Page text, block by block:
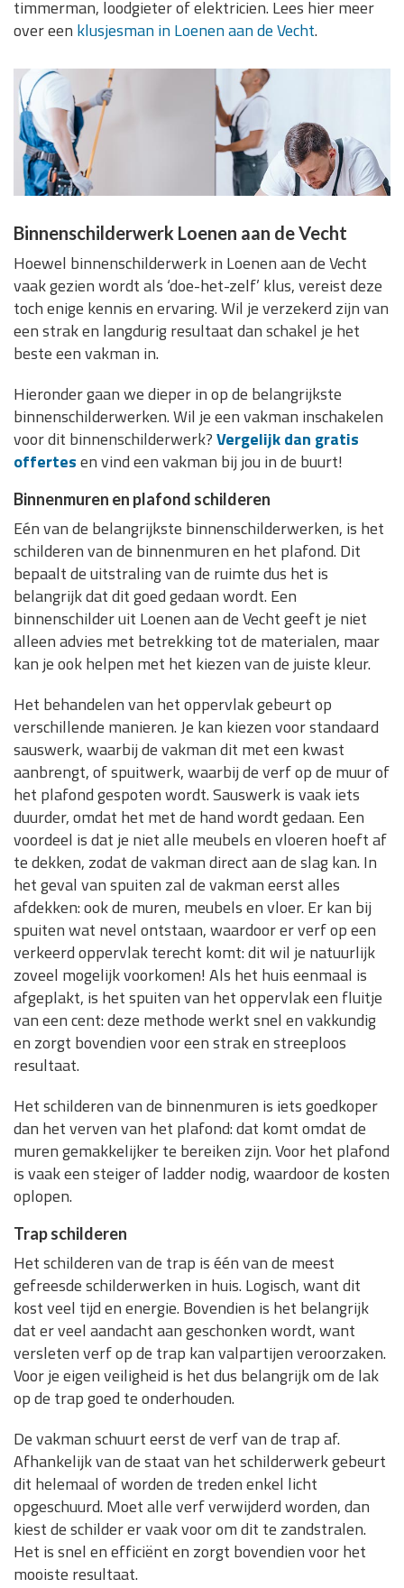
timmerman, loodgieter of elektricien. Lees hier meer
over een klusjesman in Loenen aan de Vecht.
Binnenschilderwerk Loenen aan de Vecht
Hoewel binnenschilderwerk in Loenen aan de Vecht
vaak gezien wordt als ‘doe-het-zelf’ klus, vereist deze
toch enige kennis en ervaring. Wil je verzekerd zijn van
een strak en langdurig resultaat dan schakel je het
beste een vakman in.
Hieronder gaan we dieper in op de belangrijkste
binnenschilderwerken. Wil je een vakman inschakelen
voor dit binnenschilderwerk?Vergelijk dan gratis
offertesen vind een vakman bij jou in de buurt!
Binnenmuren en plafond schilderen
Eén van de belangrijkste binnenschilderwerken, is het
schilderen van de binnenmuren en het plafond. Dit
bepaalt de uitstraling van de ruimte dus het is
belangrijk dat dit goed gedaan wordt. Een
binnenschilder uit Loenen aan de Vecht geeft je niet
alleen advies met betrekking tot de materialen, maar
kan je ook helpen met het kiezen van de juiste kleur.
Het behandelen van het oppervlak gebeurt op
verschillende manieren. Je kan kiezen voor standaard
sauswerk, waarbij de vakman dit met een kwast
aanbrengt, of spuitwerk, waarbij de verf op de muur of
het plafond gespoten wordt. Sauswerk is vaak iets
duurder, omdat het met de hand wordt gedaan. Een
voordeel is dat je niet alle meubels en vloeren hoeft af
te dekken, zodat de vakman direct aan de slag kan. In
het geval van spuiten zal de vakman eerst alles
afdekken: ook de muren, meubels en vloer. Er kan bij
spuiten wat nevel ontstaan, waardoor er verf op een
verkeerd oppervlak terecht komt: dit wil je natuurlijk
zoveel mogelijk voorkomen! Als het huis eenmaal is
afgeplakt, is het spuiten van het oppervlak een fluitje
van een cent: deze methode werkt snel en vakkundig
en zorgt bovendien voor een strak en streeploos
resultaat.
Het schilderen van de binnenmuren is iets goedkoper
dan het verven van het plafond: dat komt omdat de
muren gemakkelijker te bereiken zijn. Voor het plafond
is vaak een steiger of ladder nodig, waardoor de kosten
oplopen.
Trap schilderen
Het schilderen van de trap is één van de meest
gefreesde schilderwerken in huis. Logisch, want dit
kost veel tijd en energie. Bovendien is het belangrijk
dat er veel aandacht aan geschonken wordt, want
versleten verf op de trap kan valpartijen veroorzaken.
Voor je eigen veiligheid is het dus belangrijk om de lak
op de trap goed te onderhouden.
De vakman schuurt eerst de verf van de trap af.
Afhankelijk van de staat van het schilderwerk gebeurt
dit helemaal of worden de treden enkel licht
opgeschuurd. Moet alle verf verwijderd worden, dan
kiest de schilder er vaak voor om dit te zandstralen.
Het is snel en efficiënt en zorgt bovendien voor het
mooiste resultaat.